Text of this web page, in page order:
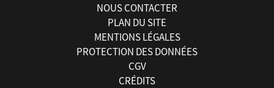
NOUS CONTACTER
PLAN DU SITE
MENTIONS LÉGALES
PROTECTION DES DONNÉES
CGV
CRÉDITS